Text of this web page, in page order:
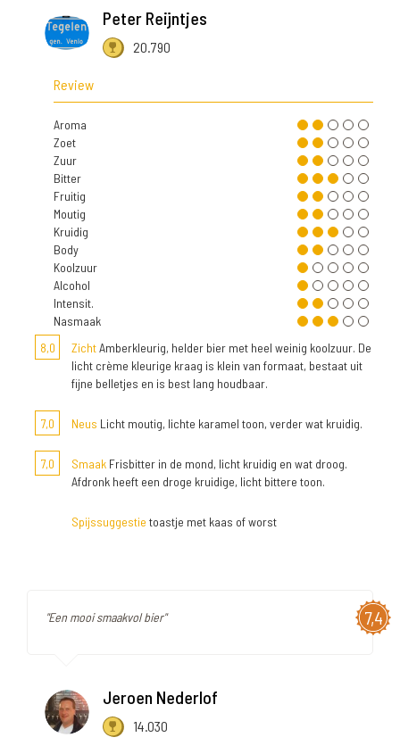
Peter Reijntjes
20.790
Review
Aroma
Zoet
Zuur
Bitter
Fruitig
Moutig
Kruidig
Body
Koolzuur
Alcohol
Intensit.
Nasmaak
8,0
ZichtAmberkleurig, helder bier met heel weinig koolzuur. De
licht crème kleurige kraag is klein van formaat, bestaat uit
fijne belletjes en is best lang houdbaar.
7,0 Neus Licht moutig, lichte karamel toon, verder wat kruidig.
7,0 Smaak Frisbitter in de mond, licht kruidig en wat droog.
Afdronk heeft een droge kruidige, licht bittere toon.
Spijssuggestie toastje met kaas of worst
7,4
"Een mooi smaakvol bier"
Jeroen Nederlof
14.030